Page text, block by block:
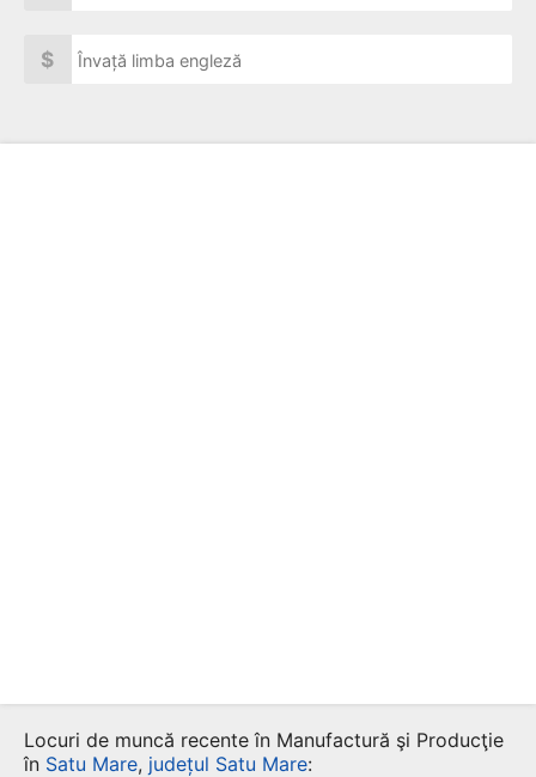
$ Învață limba engleză
Locuri de muncă recente în Manufactură şi Producţie
în Satu Mare, județul Satu Mare: